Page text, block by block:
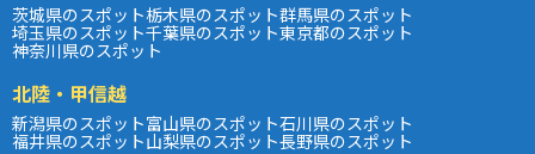
茨城県のスポット栃木県のスポット群馬県のスポット
埼玉県のスポット千葉県のスポット東京都のスポット
神奈川県のスポット
北陸・甲信越
新潟県のスポット富山県のスポット石川県のスポット
福井県のスポット山梨県のスポット長野県のスポット